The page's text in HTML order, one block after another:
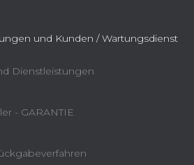
und Kunden / Wartungsdienst
Dienstleistungen
- GARANTIE